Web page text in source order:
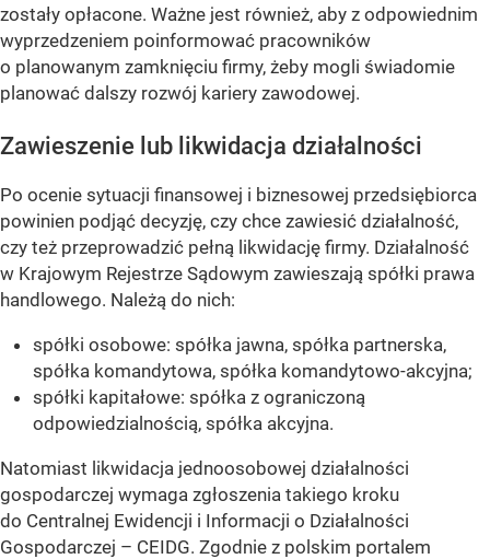
zostały opłacone. Ważne jest również, aby z odpowiednim
wyprzedzeniem poinformować pracowników
o planowanym zamknięciu firmy, żeby mogli świadomie
planować dalszy rozwój kariery zawodowej.
Zawieszenie lub likwidacja działalności
Po ocenie sytuacji finansowej i biznesowej przedsiębiorca
powinien podjąć decyzję, czy chce zawiesić działalność,
czy też przeprowadzić pełną likwidację firmy. Działalność
w Krajowym Rejestrze Sądowym zawieszają spółki prawa
handlowego. Należą do nich:
spółki osobowe: spółka jawna, spółka partnerska,
spółka komandytowa, spółka komandytowo-akcyjna;
spółki kapitałowe: spółka z ograniczoną
odpowiedzialnością, spółka akcyjna.
Natomiast likwidacja jednoosobowej działalności
gospodarczej wymaga zgłoszenia takiego kroku
do Centralnej Ewidencji i Informacji o Działalności
Gospodarczej – CEIDG. Zgodnie z polskim portalem